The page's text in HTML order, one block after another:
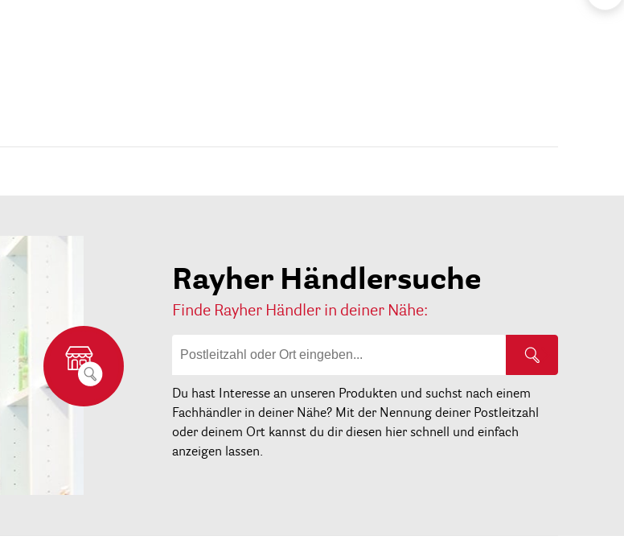
Rayher Händlersuche
Finde Rayher Händler in deiner Nähe:
Du hast Interesse an unseren Produkten und suchst nach einem
Fachhändler in deiner Nähe? Mit der Nennung deiner Postleitzahl
oder deinem Ort kannst du dir diesen hier schnell und einfach
anzeigen lassen.